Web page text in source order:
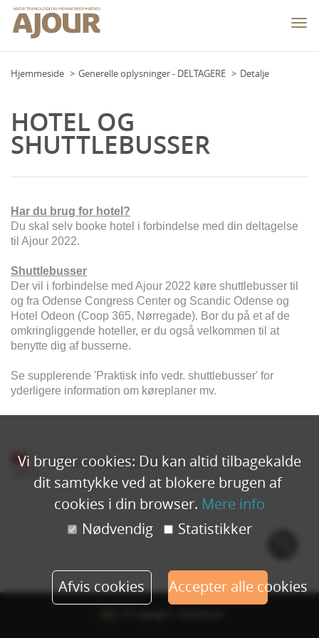
Hjemmeside Generelle oplysninger - DELTAGERE Detalje
HOTEL OG
SHUTTLEBUSSER
Har du brug for hotel?
Du skal selv booke hotel i forbindelse med din deltagelse
til Ajour 2022.
Shuttlebusser
Der vil i forbindelse med Ajour 2022 køre shuttlebusser til
og fra Odense Congress Center og Scandic Odense og
Hotel Odeon (Coop 365, Nørregade). Bor du på et af de
omkringliggende hoteller, er du også velkommen til at
benytte dig af busserne.
Se supplerende 'Praktisk info vedr. shuttlebusser' for
yderligere information om køreplaner mv.
Praktisk info vedr. shuttlebusser
Vi bruger cookies: Du kan altid tilbagekalde
dit samtykke ved at blokere brugen af ​​
cookies i din browser. Mere info
Nødvendig
Statistikker
Afvis cookies Accepter alle cookies